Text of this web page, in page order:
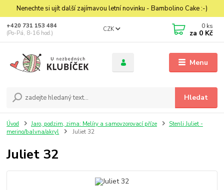
Nenechte si ujít další zajímavou letní novinku - Bambolino Cake :-)
Menu
CZK
Hledat
+420 731 153 484
(Po-Pá, 8-16 hod.)
0 ks
za 0 Kč
Úvod Jaro, podzim, zima: Melíry a samovzorovací příze
Stenli Juliet -
merino/balvna/akryl
Juliet 32
Juliet 32